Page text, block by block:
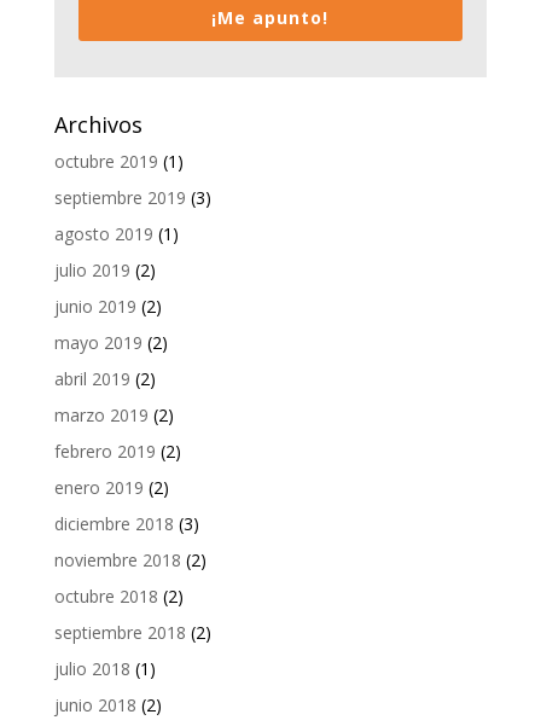
¡Me apunto!
Archivos
octubre 2019 (1)
septiembre 2019 (3)
agosto 2019 (1)
julio 2019 (2)
junio 2019 (2)
mayo 2019 (2)
abril 2019 (2)
marzo 2019 (2)
febrero 2019 (2)
enero 2019 (2)
diciembre 2018 (3)
noviembre 2018 (2)
octubre 2018 (2)
septiembre 2018 (2)
julio 2018 (1)
junio 2018 (2)